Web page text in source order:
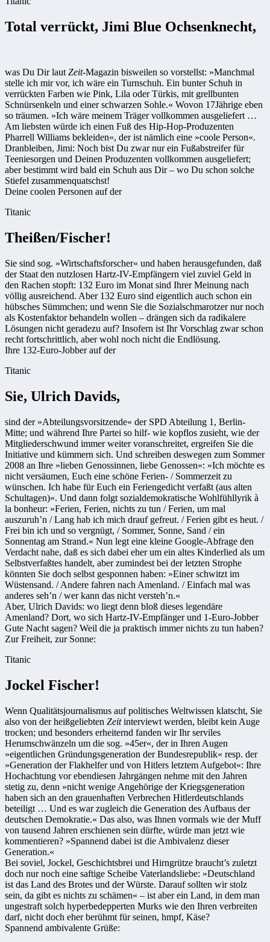
Total verrückt, Jimi Blue Ochsenknecht,
was Du Dir lautZeit-Magazin bisweilen so vorstellst: »Manchmal
stelle ich mir vor, ich wäre ein Turnschuh. Ein bunter Schuh in
verrückten Farben wie Pink, Lila oder Türkis, mit grellbunten
Schnürsenkeln und einer schwarzen Sohle.« Wovon 17Jährige eben
so träumen. »Ich wäre meinem Träger vollkommen ausgeliefert …
Am liebsten würde ich einen Fuß des Hip-Hop-Produzenten
Pharrell Williams bekleiden«, der ist nämlich eine »coole Person«.
Dranbleiben, Jimi: Noch bist Du zwar nur ein Fußabstreifer für
Teeniesorgen und Deinen Produzenten vollkommen ausgeliefert;
aber bestimmt wird bald ein Schuh aus Dir – wo Du schon solche
Stiefel zusammenquatschst!
Deine coolen Personen auf der
Titanic
Theißen/Fischer!
Sie sind sog. »Wirtschaftsforscher« und haben herausgefunden, daß
der Staat den nutzlosen Hartz-IV-Empfängern viel zuviel Geld in
den Rachen stopft: 132 Euro im Monat sind Ihrer Meinung nach
völlig ausreichend. Aber 132 Euro sind eigentlich auch schon ein
hübsches Sümmchen; und wenn Sie die Sozialschmarotzer nur noch
als Kostenfaktor behandeln wollen – drängen sich da radikalere
Lösungen nicht geradezu auf? Insofern ist Ihr Vorschlag zwar schon
recht fortschrittlich, aber wohl noch nicht die Endlösung.
Ihre 132-Euro-Jobber auf der
Titanic
Sie, Ulrich Davids,
sind der »Abteilungsvorsitzende« der SPD Abteilung 1, Berlin-
Mitte; und während Ihre Partei so hilf- wie kopflos zusieht, wie der
Mitgliederschwund immer weiter voranschreitet, ergreifen Sie die
Initiative und kümmern sich. Und schreiben deswegen zum Sommer
2008 an Ihre »lieben Genossinnen, liebe Genossen«: »Ich möchte es
nicht versäumen, Euch eine schöne Ferien- / Sommerzeit zu
wünschen. Ich habe für Euch ein Feriengedicht verfaßt (aus alten
Schul­tagen)«. Und dann folgt sozialdemokratische Wohlfühllyrik à
la bonheur: »Ferien, Ferien, nichts zu tun / Ferien, um mal
auszuruh’n / Lang hab ich mich drauf gefreut. / Ferien gibt es heut. /
Frei bin ich und so ver­gnügt, / Sommer, Sonne, Sand / ein
Sonnentag am Strand.« Nun legt eine kleine Google-Abfrage den
Verdacht nahe, daß es sich dabei eher um ein altes Kinderlied als um
Selbstverfaßtes handelt, aber zumindest bei der letzten Strophe
könnten Sie doch selbst gesponnen haben: »Einer schwitzt im
Wüstensand. / Andere fahren nach Amenland. / Einfach mal was
anderes seh’n / wer kann das nicht versteh’n.«
Aber, Ulrich Davids: wo liegt denn bloß dieses legendäre
Amenland? Dort, wo sich Hartz-IV-Empfänger und 1-Euro-Jobber
Gute Nacht sagen? Weil die ja praktisch immer nichts zu tun haben?
Zur Freiheit, zur Sonne:
Titanic
Jockel Fischer!
Wenn Qualitätsjournalismus auf politisches Weltwissen klatscht, Sie
also von der heißgeliebten Zeitinterviewt werden, bleibt kein Auge
trocken; und besonders erheiternd fanden wir Ihr serviles
Herumschwänzeln um die sog. »45er«, der in Ihren Augen
»eigentlichen Gründungsgeneration der Bundesrepublik« resp. der
»Generation der Flakhelfer und von Hitlers letztem Aufgebot«: Ihre
Hochachtung vor ebendiesen Jahrgängen nehme mit den Jahren
stetig zu, denn »nicht wenige Angehörige der Kriegsgeneration
haben sich an den grauenhaften Verbrechen Hitlerdeutschlands
beteiligt … Und es war zugleich die Generation des Aufbaus der
deutschen Demokratie.« Das also, was Ihnen vormals wie der Muff
von tausend Jahren erschienen sein dürfte, würde man jetzt wie
kommentieren? »Spannend dabei ist die Ambivalenz dieser
Generation.«
Bei soviel, Jockel, Geschichtsbrei und Hirngrütze braucht’s zuletzt
doch nur noch eine saftige Scheibe Vaterlandsliebe: »Deutschland
ist das Land des Brotes und der Würste. Darauf sollten wir stolz
sein, da gibt es nichts zu schämen« – ist aber ein Land, in dem man
ungestraft solch hyperbedepperten Murks wie den Ihren verbreiten
darf, nicht doch eher berühmt für seinen, hmpf, Käse?
Spannend ambivalente Grüße: